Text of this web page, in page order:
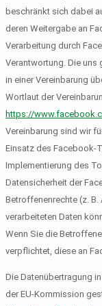
beschränkt sich dabei
deren Weitergabe an
Verarbeitung durch
Verantwortung. Die
in einer Vereinbarung
Wortlaut der
https://
Vereinbarung sind wir
Einsatz des Facebook-
Implementierung des
Datensicherheit der
Betroffenenrechte (z.
verarbeiteten Daten
Wenn Sie die
verpflichtet, diese an
Die Datenübertragung
der EU-Kommission